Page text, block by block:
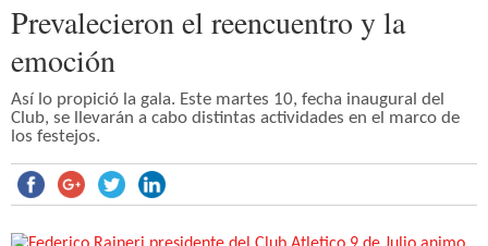
Prevalecieron el reencuentro y la
emoción
Así lo propició la gala. Este martes 10, fecha inaugural del
Club, se llevarán a cabo distintas actividades en el marco de
los festejos.